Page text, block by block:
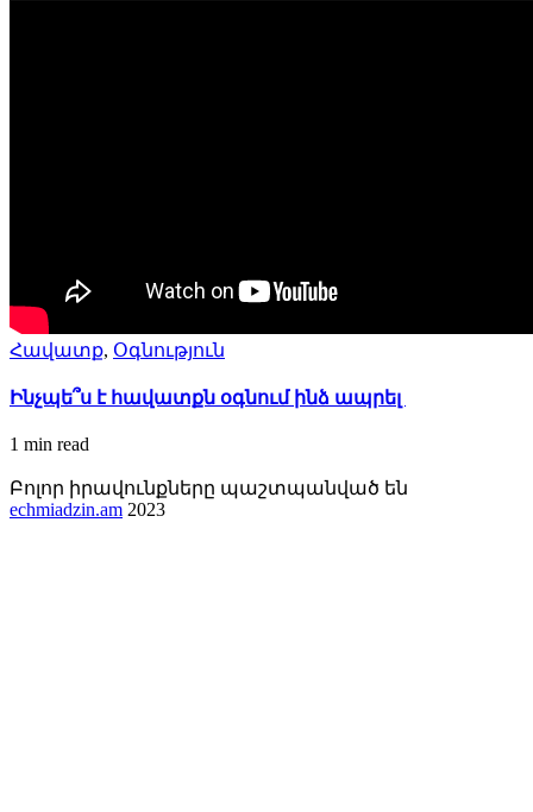
Հավատք, Օգնություն
Ինչպե՞ս է հավատքն օգնում ինձ ապրել
1 min read
Բոլոր իրավունքները պաշտպանված են
echmiadzin.am 2023